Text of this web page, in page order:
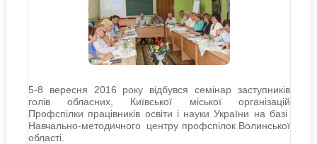
5-8 вересня 2016 року відбувся семінар заступників
голів обласних, Київської міської організацій
Профспілки працівників освіти і науки України на базі
Навчально-методичного центру профспілок Волинської
області.